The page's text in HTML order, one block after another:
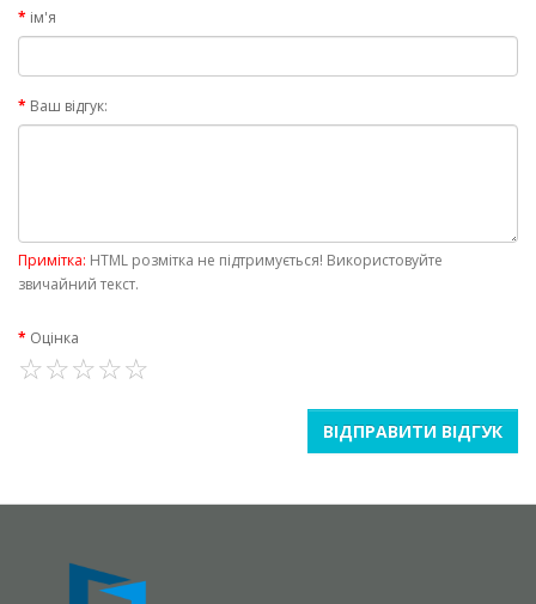
ім'я
Ваш відгук:
Примітка: HTML розмітка не підтримується! Використовуйте
звичайний текст.
Оцінка
ВІДПРАВИТИ ВІДГУК